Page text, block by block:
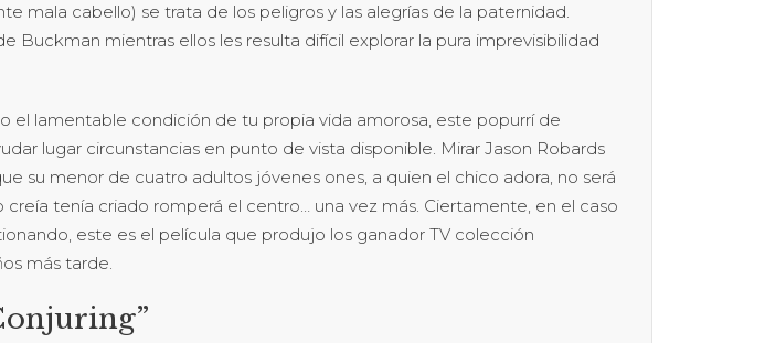
mala cabello) se trata de los peligros y las alegrías de la paternidad.
Buckman mientras ellos les resulta difícil explorar la pura imprevisibilidad
el lamentable condición de tu propia vida amorosa, este popurrí de
lugar circunstancias en punto de vista disponible. Mirar Jason Robards
su menor de cuatro adultos jóvenes ones, a quien el chico adora, no será
creía tenía criado romperá el centro… una vez más. Ciertamente, en el caso
este es el película que produjo los ganador TV colección
más tarde.